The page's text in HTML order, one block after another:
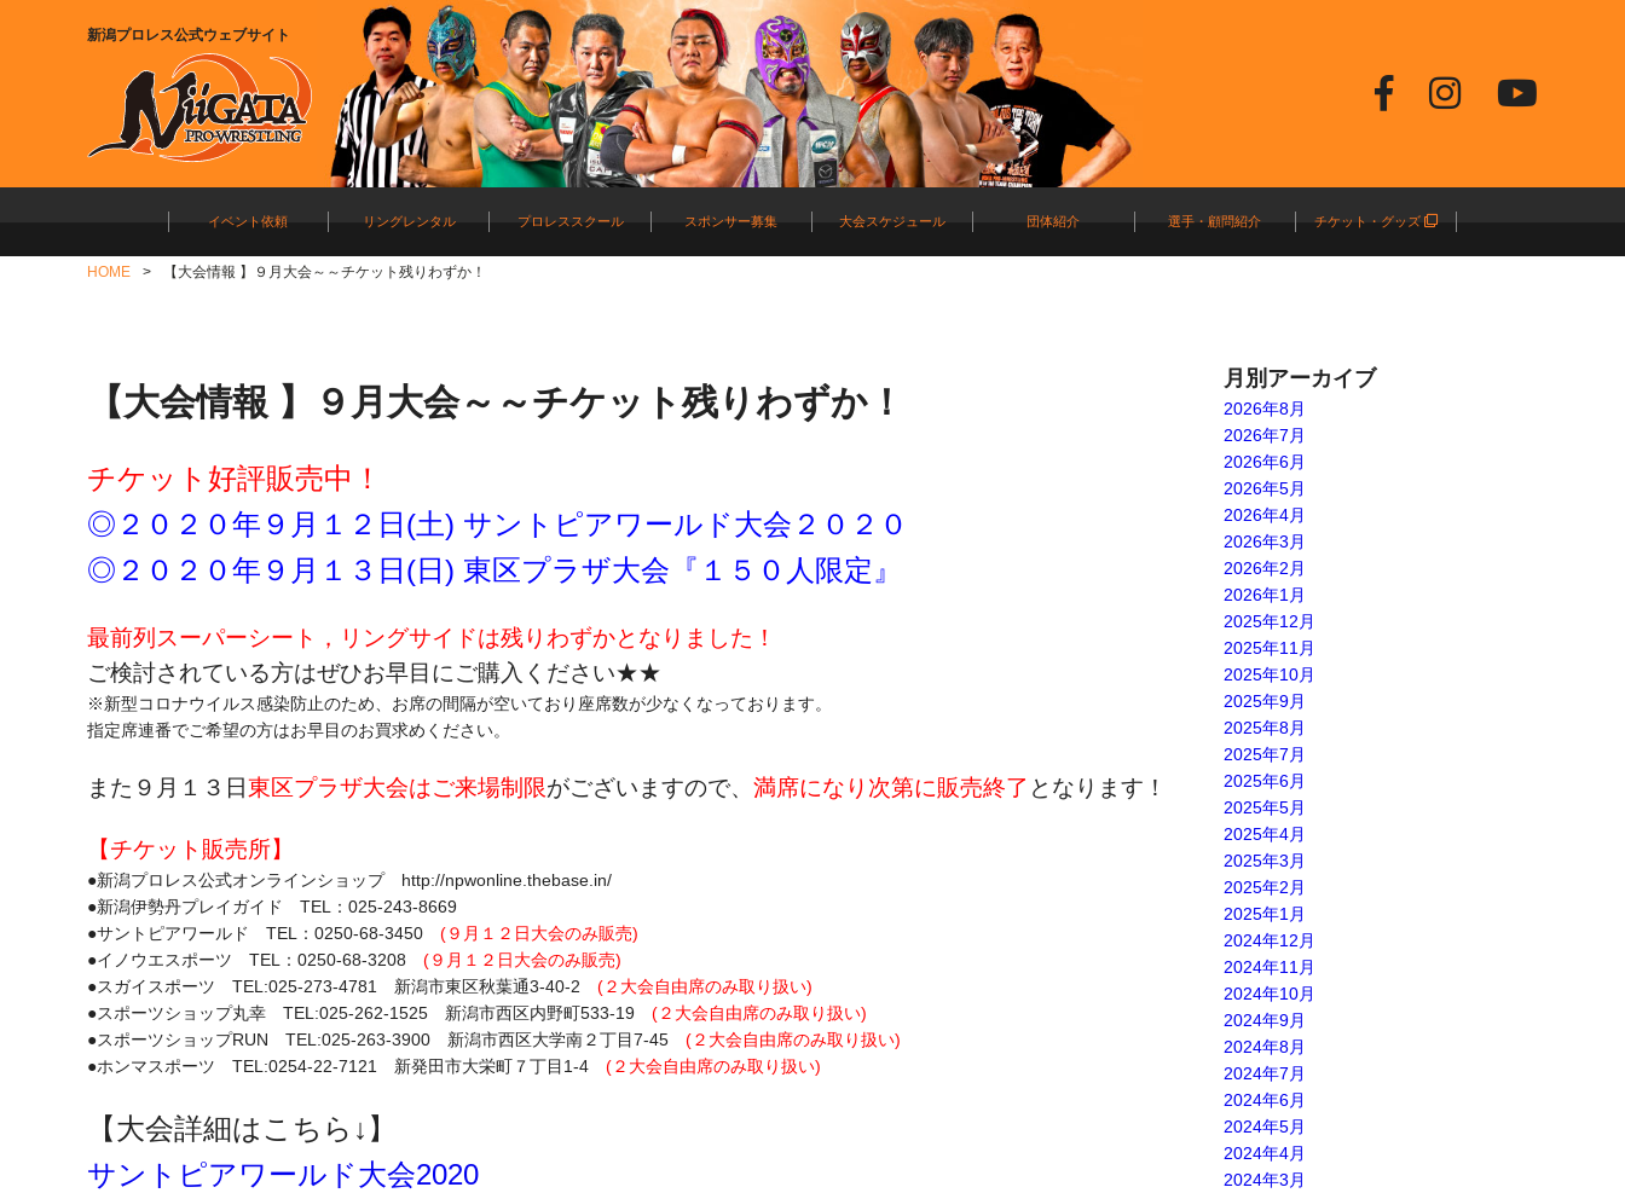
新潟プロレス公式ウェブサイト
イベント依頼 リングレンタル プロレススクール スポンサー募集 大会スケジュール 団体紹介 選手・顧問紹介 チケット・グッズ
HOME 【大会情報 】９月大会～～チケット残りわずか！
【大会情報 】９月大会～～チケット残りわずか！
チケット好評販売中！
◎２０２０年９月１２日(土) サントピアワールド大会２０２０
◎２０２０年９月１３日(日) 東区プラザ大会『１５０人限定』
最前列スーパーシート，リングサイドは残りわずかとなりました！
ご検討されている方はぜひお早目にご購入ください★★
※新型コロナウイルス感染防止のため、お席の間隔が空いており座席数が少なくなっております。
指定席連番でご希望の方はお早目のお買求めください。
また９月１３日東区プラザ大会はご来場制限がございますので、 満席になり次第に販売終了 となります！
【チケット販売所】
●新潟プロレス公式オンラインショップ http://npwonline.thebase.in/
●新潟伊勢丹プレイガイド TEL：025-243-8669
●サントピアワールド TEL：0250-68-3450 (９月１２日大会のみ販売)
●イノウエスポーツ TEL：0250-68-3208 (９月１２日大会のみ販売)
●スガイスポーツ TEL:025-273-4781 新潟市東区秋葉通3-40-2 (２大会自由席のみ取り扱い)
●スポーツショップ丸幸 TEL:025-262-1525 新潟市西区内野町533-19 (２大会自由席のみ取り扱い)
●スポーツショップRUN TEL:025-263-3900 新潟市西区大学南２丁目7-45 (２大会自由席のみ取り扱い)
●ホンマスポーツ TEL:0254-22-7121 新発田市大栄町７丁目1-4 (２大会自由席のみ取り扱い)
【大会詳細はこちら↓】
サントピアワールド大会2020
月別アーカイブ
2026年8月
2026年7月
2026年6月
2026年5月
2026年4月
2026年3月
2026年2月
2026年1月
2025年12月
2025年11月
2025年10月
2025年9月
2025年8月
2025年7月
2025年6月
2025年5月
2025年4月
2025年3月
2025年2月
2025年1月
2024年12月
2024年11月
2024年10月
2024年9月
2024年8月
2024年7月
2024年6月
2024年5月
2024年4月
2024年3月